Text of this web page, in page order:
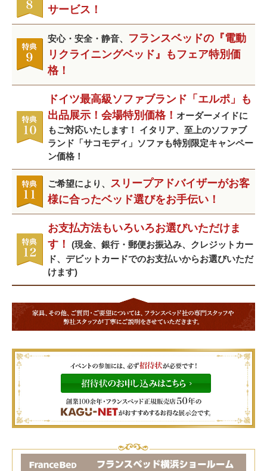
サービス！
安心・安全・静音、
フランスベッドの『電動
リクライニングベッド』もフェア特別価
格！
ドイツ最高級ソファブランド「エルポ」も
出品展示！会場特別価格！ オーダーメイドに
もご対応いたします！ イタリア、至上のソファブ
ランド「サコモディ」ソファも特別限定キャンペー
ン価格！
ご希望により、
スリープアドバイザーがお客
様に合ったベッド選びをお手伝い！
お支払方法もいろいろお選びいただけま
す！
(現金、銀行・郵便お振込み、クレジットカー
ド、デビットカードでのお支払いからお選びいただ
けます)